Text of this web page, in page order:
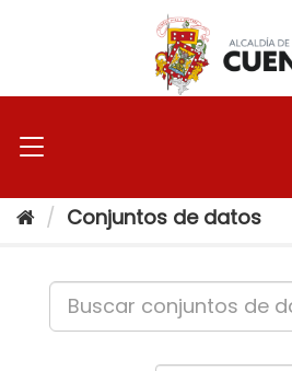
Conjuntos de datos